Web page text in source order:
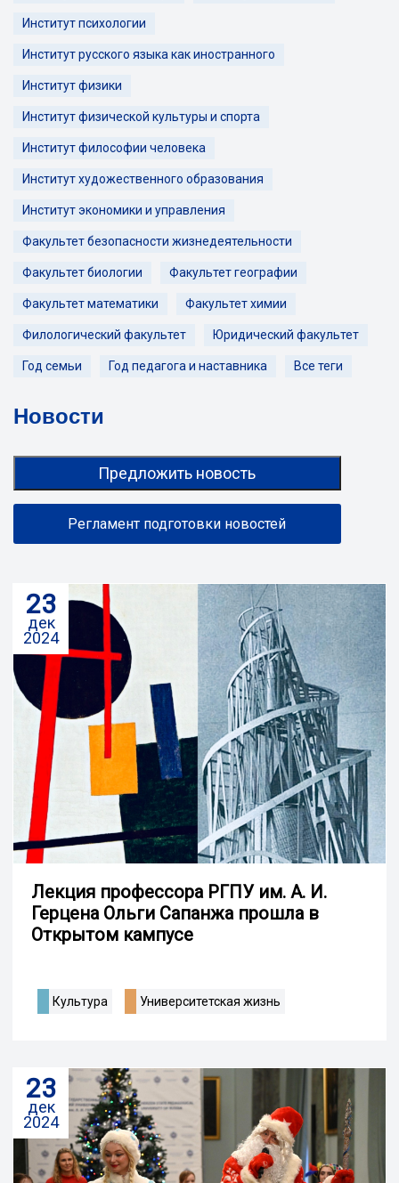
Институт психологии
Институт русского языка как иностранного
Институт физики
Институт физической культуры и спорта
Институт философии человека
Институт художественного образования
Институт экономики и управления
Факультет безопасности жизнедеятельности
Факультет биологии Факультет географии
Факультет математики Факультет химии
Филологический факультет Юридический факультет
Год семьи Год педагога и наставника Все теги
Новости
23
дек
2024
Лекция профессора РГПУ им. А. И.
Герцена Ольги Сапанжа прошла в
Открытом кампусе
Культура Университетская жизнь
Предложить новость
Регламент подготовки новостей
23
дек
2024